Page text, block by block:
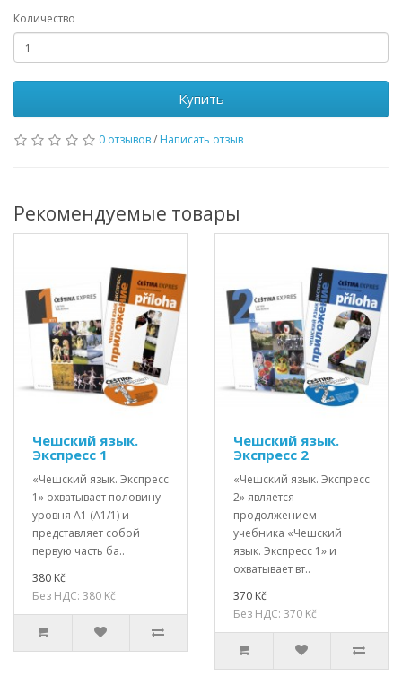
Количество
Купить
0 отзывов/ Написать отзыв
Рекомендуемые товары
Чешский язык.
Экспресс 1
«Чешский язык. Экспресс
1» охватывает половину
уровня А1 (А1/1) и
представляет собой
первую часть ба..
380 Kč
Без НДС: 380 Kč
Чешский язык.
Экспресс 2
«Чешский язык. Экспресс
2» является
продолжением
учебника «Чешский
язык. Экспресс 1» и
охватывает вт..
370 Kč
Без НДС: 370 Kč